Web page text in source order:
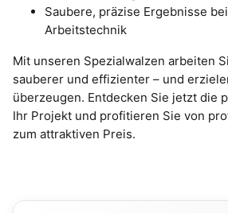
Saubere, präzise Ergebnisse
Arbeitstechnik
Mit unseren Spezialwalzen arbeiten
sauberer und effizienter – und
überzeugen. Entdecken Sie jetzt die
Ihr Projekt und profitieren Sie von
zum attraktiven Preis.